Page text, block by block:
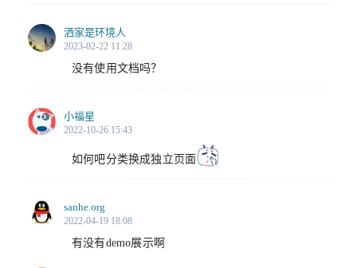
洒家是环境人
2023-02-22 11:28
没有使用文档吗？
小福星
2022-10-26 15:43
如何吧分类换成独立页面
sanhe.org
2022-04-19 18:08
有没有demo展示啊